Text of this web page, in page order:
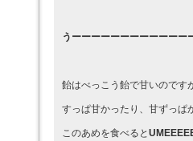
うーーーーーーーーーーーー
飴はべっこう飴で甘いのです
すっぱ甘かったり、甘ずっぱ
このあめを食べると